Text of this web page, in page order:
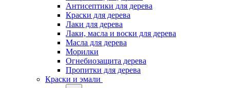
Антисептики для дерева
Краски для дерева
Лаки для дерева
Лаки, масла и воски для дерева
Масла для дерева
Морилки
Огнебиозащита дерева
Пропитки для дерева
Краски и эмали